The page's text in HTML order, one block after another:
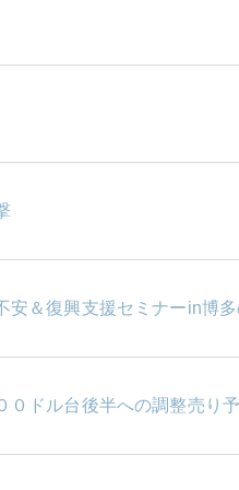
安＆復興支援セミナーin博多
ドル台後半への調整売り